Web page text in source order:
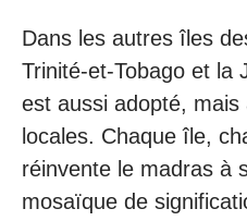
Dans les autres îles
Trinité-et-Tobago et la
est aussi adopté,
locales. Chaque île,
réinvente le madras à
mosaïque de